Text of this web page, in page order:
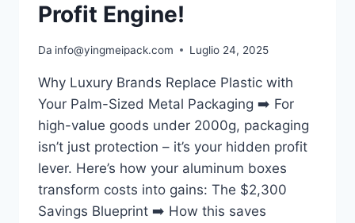
Profit Engine!
Da info@yingmeipack.com Luglio 24, 2025
Why Luxury Brands Replace Plastic with
Your Palm-Sized Metal Packaging ➡️ For
high-value goods under 2000g, packaging
isn’t just protection – it’s your hidden profit
lever. Here’s how your aluminum boxes
transform costs into gains: The $2,300
Savings Blueprint ➡️ How this saves